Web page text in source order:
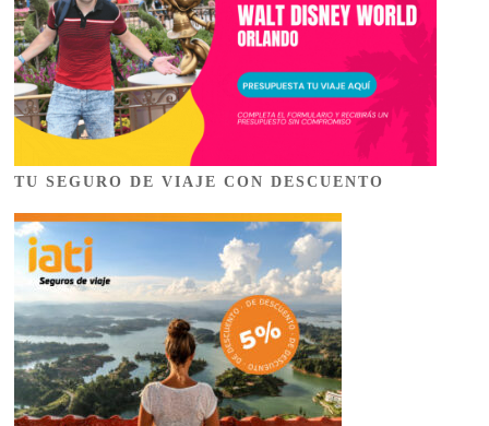
TU SEGURO DE VIAJE CON DESCUENTO